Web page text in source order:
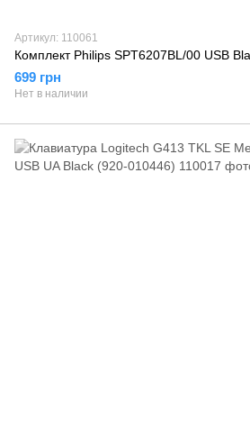
Артикул: 110061
Комплект Philips SPT6207BL/00 USB
699 грн
Нет в наличии